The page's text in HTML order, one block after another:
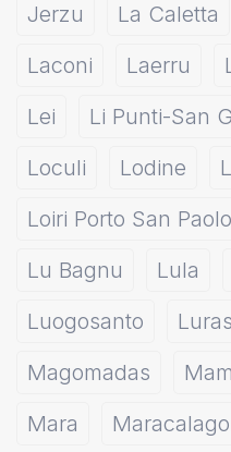
Jerzu
La Caletta
Laconi
Laerru
Lei
Li Punti-San
Loculi
Lodine
Loiri Porto San Paolo
Lu Bagnu
Lula
Luogosanto
Luras
Magomadas
Mara